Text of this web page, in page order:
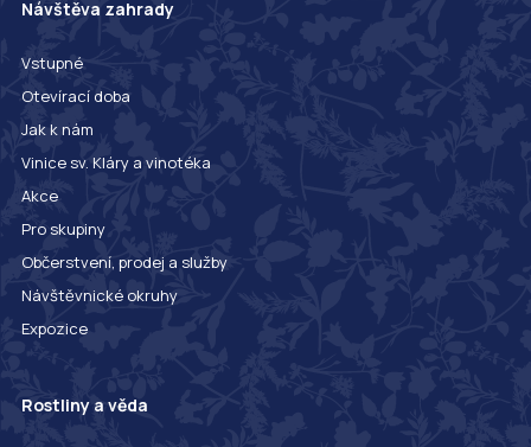
Návštěva zahrady
Vstupné
Otevírací doba
Jak k nám
Vinice sv. Kláry a vinotéka
Akce
Pro skupiny
Občerstvení, prodej a služby
Návštěvnické okruhy
Expozice
Rostliny a věda